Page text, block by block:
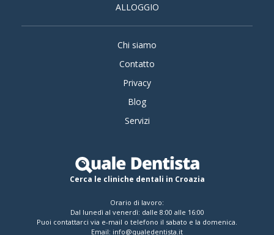
ALLOGGIO
Chi siamo
Contatto
Privacy
Blog
Servizi
Cerca le cliniche dentali in Croazia
Orario di lavoro:
Dal lunedì al venerdì: dalle 8:00 alle 16:00
Puoi contattarci via e-mail o telefono il sabato e la domenica.
Email: info@qualedentista.it